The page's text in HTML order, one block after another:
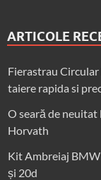
ARTICOLE
Fierastrau
taiere rapida si
O seară de neuitat
Horvath
Kit Ambreiaj
și 20d